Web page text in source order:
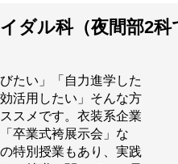
ダル科（夜間部2科
たい」「自力進学した
活用したい」そんな方
スメです。衣装系企業
卒業式袴展示会」な
特別授業もあり、実践